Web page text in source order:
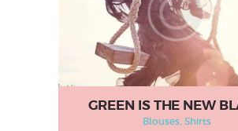
GREEN IS THE NEW
Blouses, Shirts